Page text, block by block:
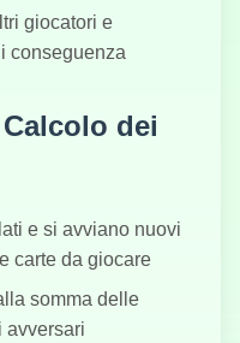
giocatori e
conseguenza
dei
e si avviano nuovi
carte da giocare
somma delle
avversari